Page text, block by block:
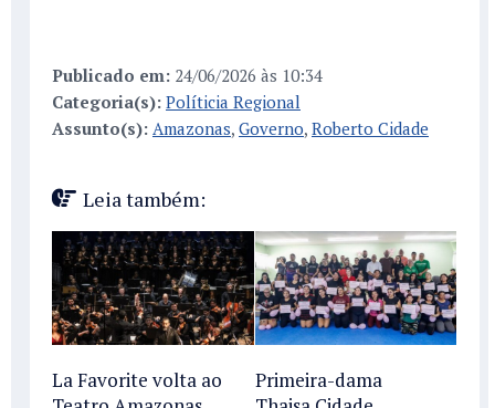
Publicado em: 24/06/2026 às 10:34
Categoria(s): Políticia Regional
Assunto(s): Amazonas, Governo, Roberto Cidade
Leia também:
La Favorite volta ao
Primeira-dama